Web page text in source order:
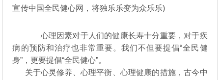
宣传中国全民健心网，将独乐乐变为众乐乐)
心理因素对于人们的健康长寿十分重要，对于疾
病的预防和治疗也非常重要。我们不但要提倡“全民健
身”，更要提倡“全民健心”。
关于心灵修养、心理平衡、心理健康的措施，古今中